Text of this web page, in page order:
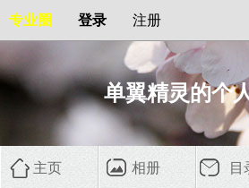
专业圈 登录 注册
单翼精灵的个
主页 相册 目